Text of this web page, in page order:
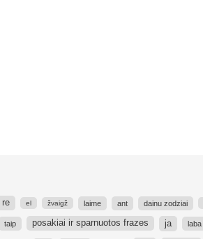
re el žvaigž laime ant dainu zodziai
taip posakiai ir sparnuotos frazes ja laba